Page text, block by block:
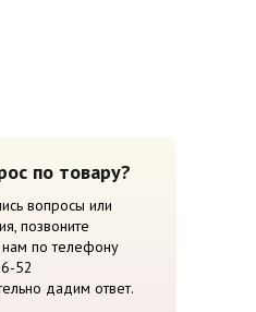
по товару?
вопросы или
позвоните
нам по телефону
52
дадим ответ.